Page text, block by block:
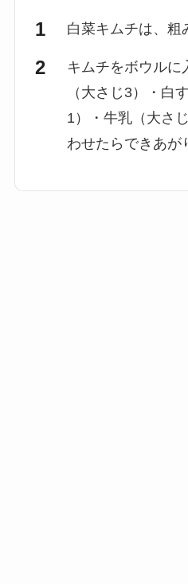
白菜キムチは、粗
キムチをボウルに
（大さじ3）・白
1）・牛乳（大さ
わせたらできあが